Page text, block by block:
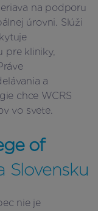
na podporu
úrovni. Slúži
pre kliniky,
a
chce WCRS
vo svete.
of
Slovensku
nie je